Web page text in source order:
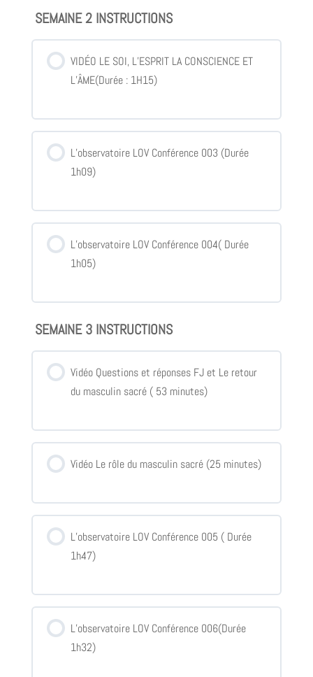
SEMAINE 2 INSTRUCTIONS
VIDÉO LE SOI, L’ESPRIT LA CONSCIENCE ET
L’ÂME(Durée : 1H15)
L’observatoire LOV Conférence 003 (Durée
1h09)
L’observatoire LOV Conférence 004( Durée
1h05)
SEMAINE 3 INSTRUCTIONS
Vidéo Questions et réponses FJ et Le retour
du masculin sacré ( 53 minutes)
Vidéo Le rôle du masculin sacré (25 minutes)
L’observatoire LOV Conférence 005 ( Durée
1h47)
L’observatoire LOV Conférence 006(Durée
1h32)